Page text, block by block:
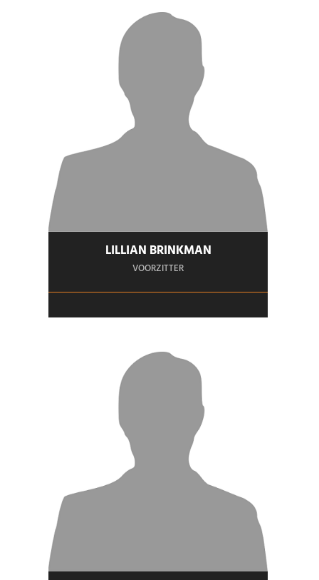
LILLIAN BRINKMAN
VOORZITTER